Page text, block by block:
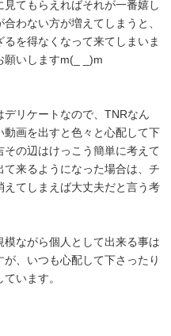
てもらえればそれが一番嬉し
わない方が増えてしまうと、
を得なくなって来てしまいま
願いしますm(_ _)m
リケートなので、TNRなん
画を出すと色々と心配して下
の辺はけっこう簡単に考えて
来るようになった場合は、チ
てしまえば大丈夫だと言う考
ながら個人として出来る事は
、いつも心配して下さったり
います。